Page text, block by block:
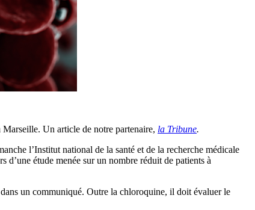
Un article de notre partenaire, la Tribune.
l’Institut national de la santé et de la recherche médicale
étude menée sur un nombre réduit de patients à
un communiqué. Outre la chloroquine, il doit évaluer le